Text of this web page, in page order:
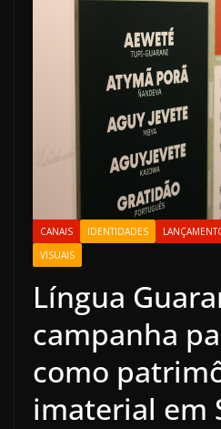
CANAIS IDENTIDADES
VISUAIS
Língua
campanha
como
imaterial em